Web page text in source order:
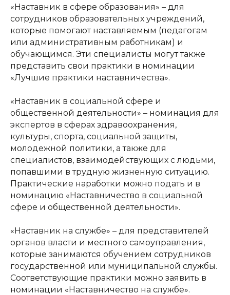
«Наставник в сфере образования» – для
сотрудников образовательных учреждений,
которые помогают наставляемым (педагогам
или административным работникам) и
обучающимся. Эти специалисты могут также
представить свои практики в номинации
«Лучшие практики наставничества».
«Наставник в социальной сфере и
общественной деятельности» – номинация для
экспертов в сферах здравоохранения,
культуры, спорта, социальной защиты,
молодежной политики, а также для
специалистов, взаимодействующих с людьми,
попавшими в трудную жизненную ситуацию.
Практические наработки можно подать и в
номинацию «Наставничество в социальной
сфере и общественной деятельности».
«Наставник на службе» – для представителей
органов власти и местного самоуправления,
которые занимаются обучением сотрудников
государственной или муниципальной службы.
Соответствующие практики можно заявить в
номинации «Наставничество на службе».